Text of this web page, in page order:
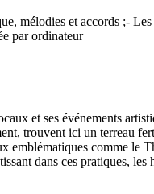
mélodies et accords ;-
par ordinateur
et ses événements
trouvent ici un terreau
emblématiques comme le
dans ces pratiques,